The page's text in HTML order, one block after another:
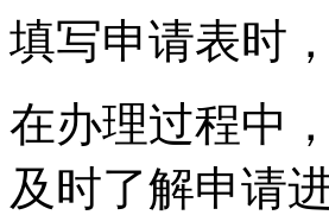
填写申请表时
在办理过程中
及时了解申请